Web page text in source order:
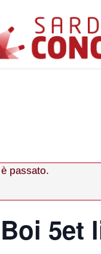
passato.
5et